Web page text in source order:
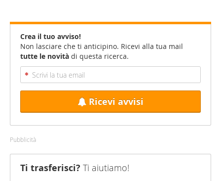
Crea il tuo avviso!
Non lasciare che ti anticipino. Ricevi alla tua mail
tutte le novità di questa ricerca.
Ricevi avvisi
Pubblicità
Ti trasferisci? Ti aiutiamo!